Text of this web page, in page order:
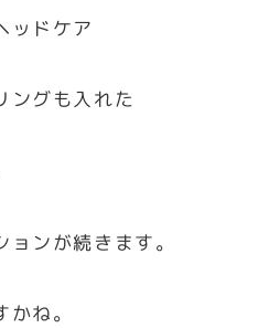
ッドケア
ングも入れた
ンが続きます。
ね。